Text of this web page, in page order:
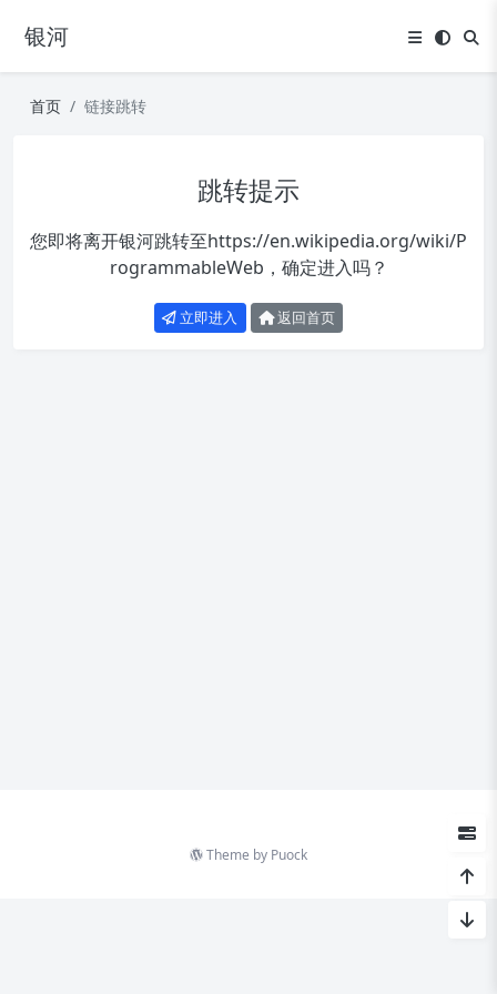
银河
首页 链接跳转
跳转提示
您即将离开银河跳转至https://en.wikipedia.org/wiki/P
rogrammableWeb ，确定进入吗？
立即进入 返回首页
Theme by Puock